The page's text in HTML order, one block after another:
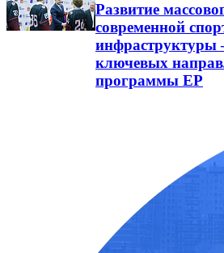
Развитие
современной
инфраструктуры
ключевых
программы ЕР